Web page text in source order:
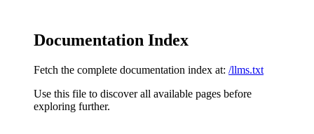
Documentation Index
Fetch the complete documentation index at: /llms.txt
Use this file to discover all available pages before
exploring further.